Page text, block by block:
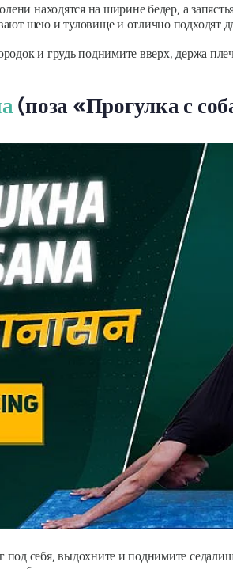
находятся на ширине бедер, а
шею и туловище и отлично подходят
и грудь поднимите вверх, держа
(поза «Прогулка с
себя, выдохните и поднимите